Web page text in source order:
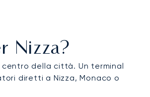
Nizza?
centro della città. Un terminal
diretti a Nizza, Monaco o